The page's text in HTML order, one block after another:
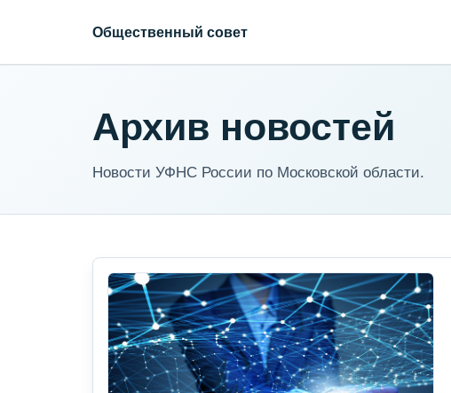
Общественный совет
Архив новостей
Новости УФНС России по Московской области.